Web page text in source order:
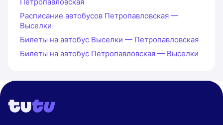
Расписание автобусов Петропавловская —
Выселки
Билеты на автобус Выселки — Петропавловская
Билеты на автобус Петропавловская — Выселки